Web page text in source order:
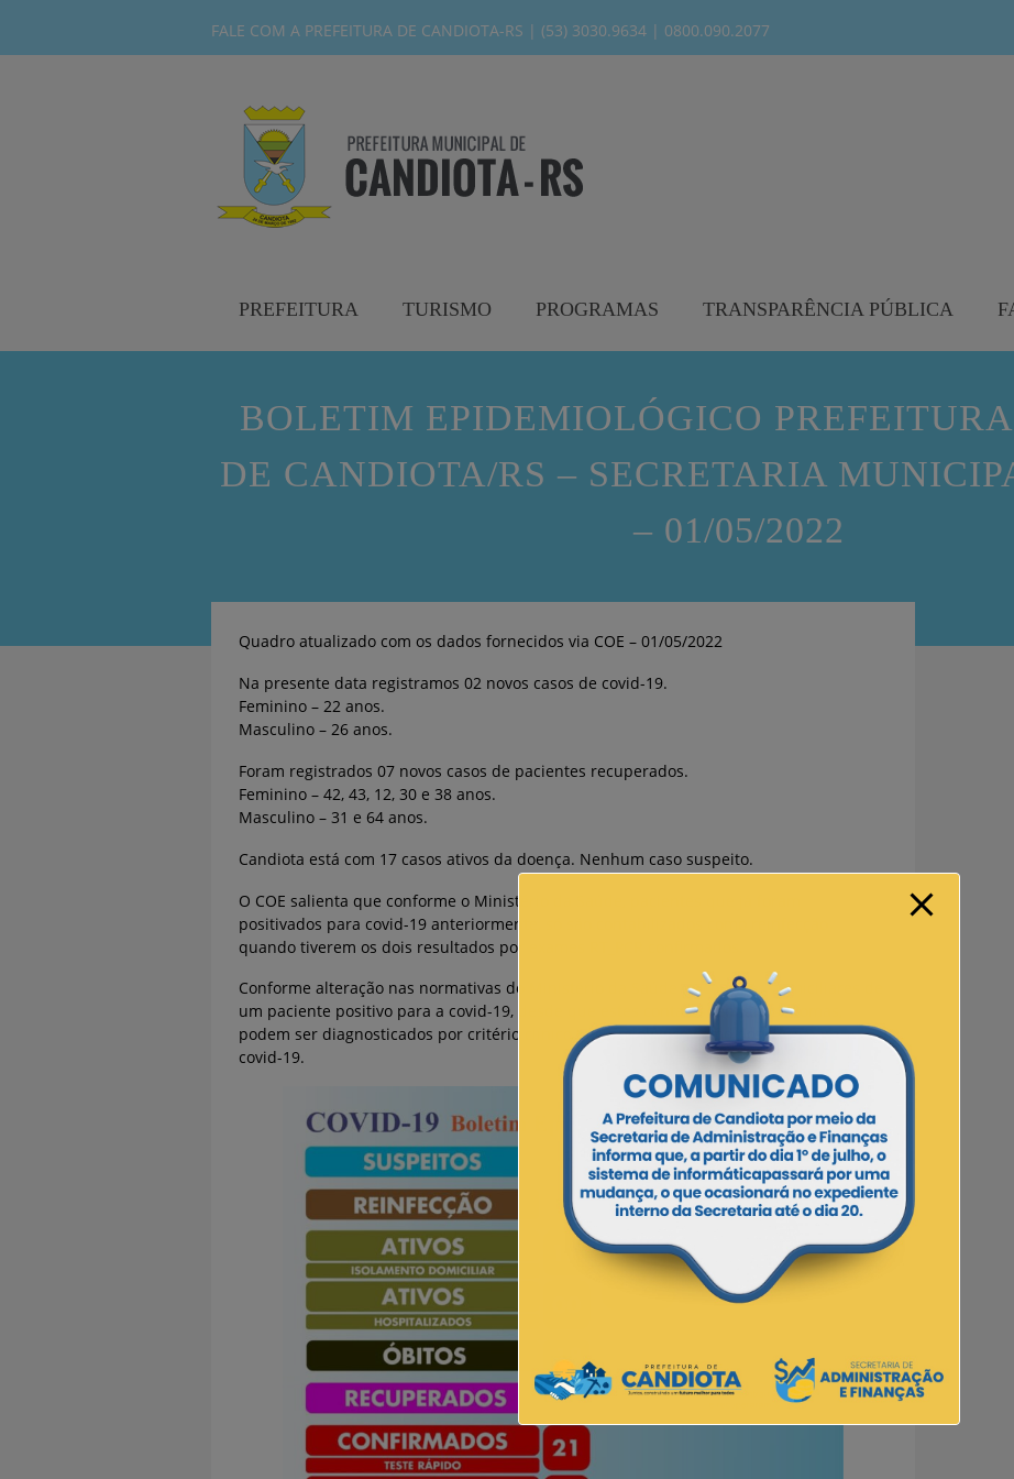
FALE COM A PREFEITURA DE CANDIOTA-RS | (53) 3030.9634 | 0800.090.2077
PREFEITURA TURISMO PROGRAMAS TRANSPARÊNCIA PÚBLICA
BOLETIM EPIDEMIOLÓGICO
DE CANDIOTA/RS – SECRETARIA
– 01/05/2022
Quadro atualizado com os dados fornecidos via COE – 01/05/2022
Na presente data registramos 02 novos casos de covid-19.
Feminino – 22 anos.
Masculino – 26 anos.
Foram registrados 07 novos casos de pacientes recuperados.
Feminino – 42, 43, 12, 30 e 38 anos.
Masculino – 31 e 64 anos.
Candiota está com 17 casos ativos da doença. Nenhum caso suspeito.
O COE salienta que conforme o Ministério da Saúde, pacientes que já foram
positivados para covid-19 anteriormente, só são contabilizados como reinfecção
quando tiverem os dois resultados por exames RT_PCR confirmados.
Conforme alteração nas normativas do Ministério da Saúde os contatos domiciliares de
um paciente positivo para a covid-19, desde que estes contatos tenham sintomas,
podem ser diagnosticados por critério clínico epidemiológico como positivos para
covid-19.